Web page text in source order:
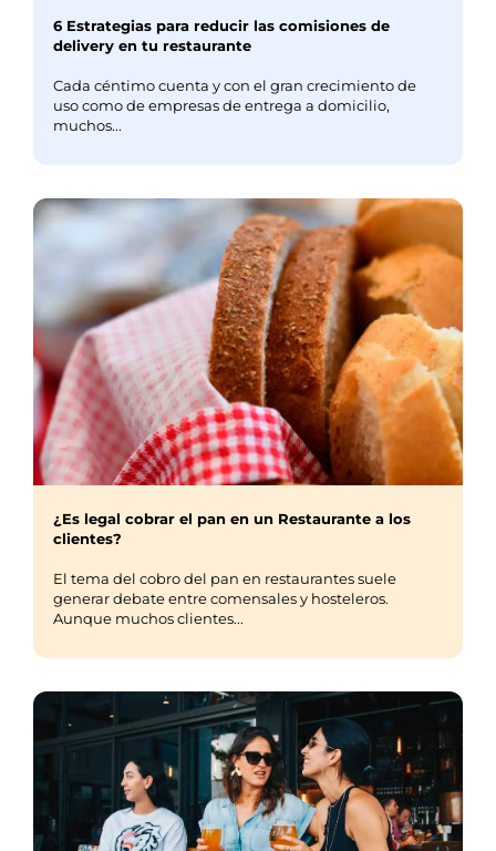
6 Estrategias para reducir las comisiones de
delivery en tu restaurante
Cada céntimo cuenta y con el gran crecimiento de
uso como de empresas de entrega a domicilio,
muchos...
¿Es legal cobrar el pan en un Restaurante a los
clientes?
El tema del cobro del pan en restaurantes suele
generar debate entre comensales y hosteleros.
Aunque muchos clientes...